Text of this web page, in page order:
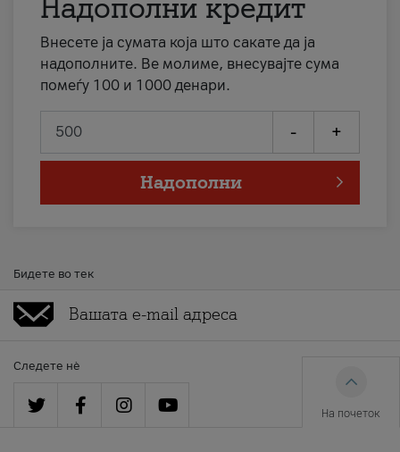
Надополни кредит
Внесете ја сумата која што сакате да ја
надополните. Ве молиме, внесувајте сума
помеѓу 100 и 1000 денари.
- +
Надополни
Бидете во тек
Следете нè
На почеток